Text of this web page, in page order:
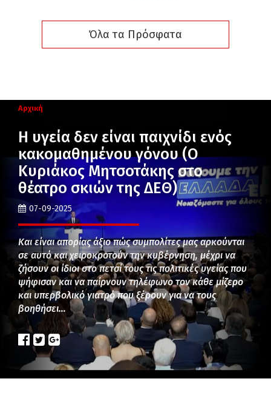
Όλα τα Πρόσφατα
Αρχική
Η υγεία δεν είναι παιχνίδι ενός
κακομαθημένου γόνου (Ο
Κυριάκος Μητσοτάκης στο
θέατρο σκιών της ΔΕΘ)
07-09-2025
Και είναι απορίας άξιο πώς συμπολίτες μας αρκούνται
σε αυτό και χειροκροτούν την κυβέρνηση, μέχρι να
ζήσουν οι ίδιοι στο πετσί τους τις πολιτικές υγείας που
ψήφισαν και να παίρνουν τηλέφωνο τον κάθε μίζερο
και υπερβολικό γιατρό που ξέρουν για να τους
βοηθήσει…